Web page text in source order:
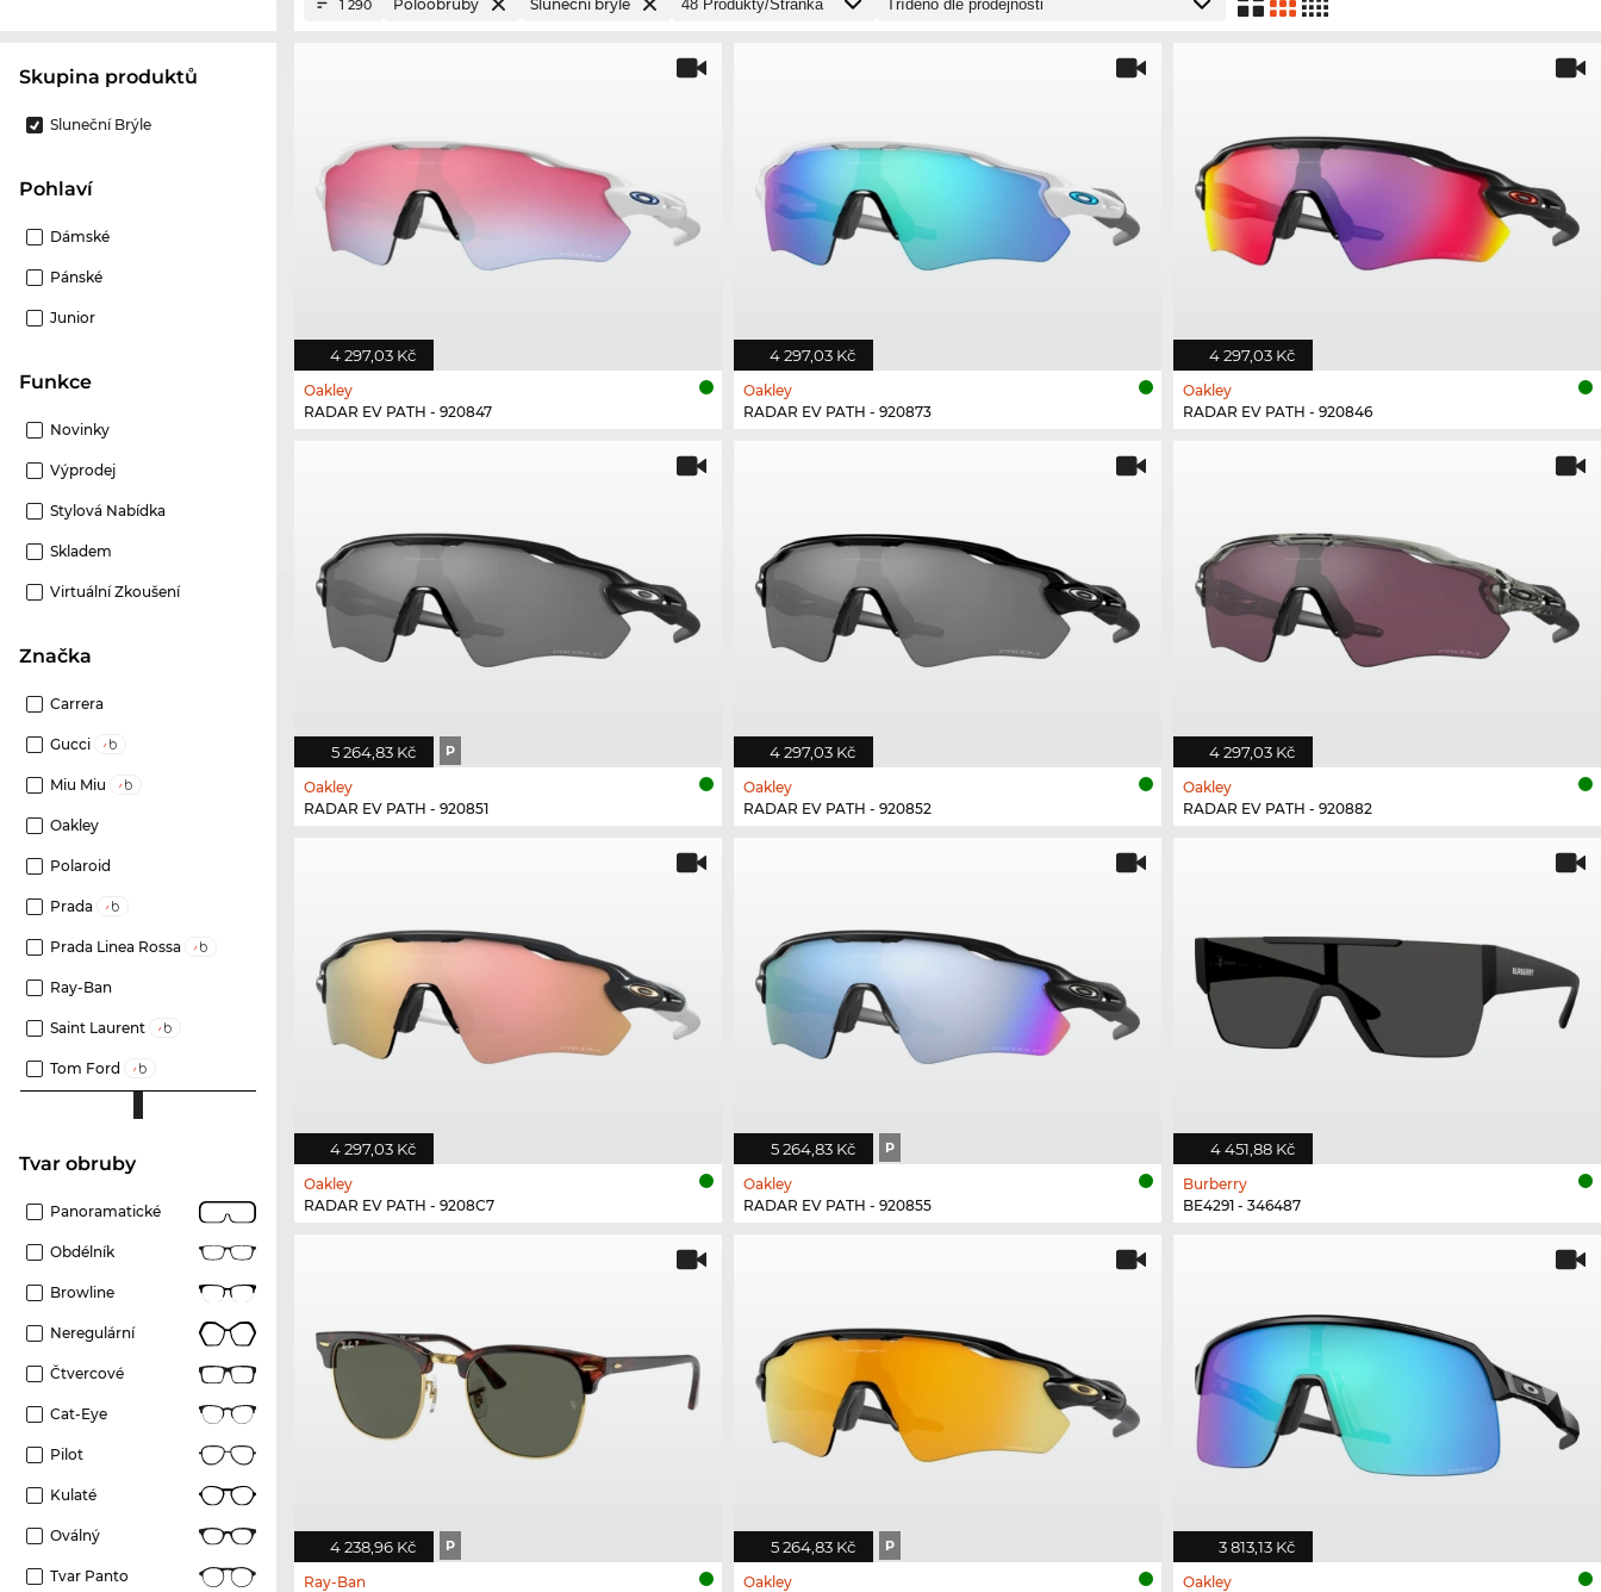
Skupina produktů
Sluneční Brýle
Pohlaví
Dámské
Pánské
Junior
Funkce
Novinky
Výprodej
Stylová Nabídka
Skladem
Virtuální Zkoušení
Značka
Carrera
Gucci
Miu Miu
Oakley
Polaroid
Prada
Prada Linea Rossa
Ray-Ban
Saint Laurent
Tom Ford
Tvar obruby
Panoramatické
Obdélník
Browline
Neregulární
Čtvercové
Cat-Eye
Pilot
Kulaté
Oválný
Tvar Panto
1 290 Poloobruby Sluneční brýle
4 297,03 Kč
Oakley
RADAR EV PATH - 920847
4 297,03 Kč
Oakley
RADAR EV PATH - 920873
4 297,03 Kč
Oakley
RADAR EV PATH - 920846
5 264,83 Kč P
Oakley
RADAR EV PATH - 920851
4 297,03 Kč
Oakley
RADAR EV PATH - 920852
4 297,03 Kč
Oakley
RADAR EV PATH - 920882
4 297,03 Kč
Oakley
RADAR EV PATH - 9208C7
5 264,83 Kč P
Oakley
RADAR EV PATH - 920855
4 451,88 Kč
Burberry
BE4291 - 346487
4 238,96 Kč P
Ray-Ban
5 264,83 Kč P
Oakley
3 813,13 Kč
Oakley